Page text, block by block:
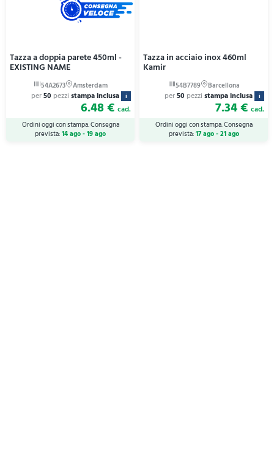
Tazza a doppia parete 450ml -
EXISTING NAME
per50 pezzi stampa inclusa i
6.48 € cad.
Ordini oggi con stampa. Consegna
prevista:14 ago - 19 ago
Tazza in acciaio inox 460ml
Kamir
per50 pezzi stampa inclusa i
7.34 € cad.
Ordini oggi con stampa. Consegna
prevista:17 ago - 21 ago